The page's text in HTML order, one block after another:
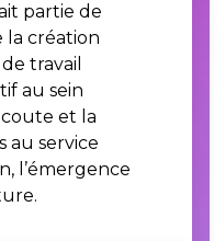
partie de
la création
travail
au sein
et la
au service
l’émergence